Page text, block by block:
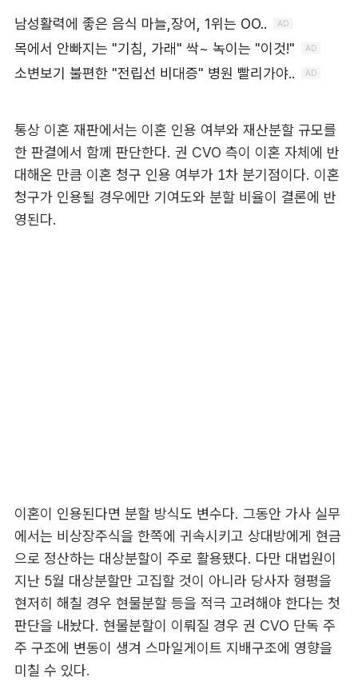
통상 이혼 재판에서는 이혼 인용 여부와 재산분할 규모를
한 판결에서 함께 판단한다. 권 CVO 측이 이혼 자체에 반
대해온 만큼 이혼 청구 인용 여부가 1차 분기점이다. 이혼
청구가 인용될 경우에만 기여도와 분할 비율이 결론에 반
영된다.
이혼이 인용된다면 분할 방식도 변수다. 그동안 가사 실무
에서는 비상장주식을 한쪽에 귀속시키고 상대방에게 현금
으로 정산하는 대상분할이 주로 활용됐다. 다만 대법원이
지난 5월 대상분할만 고집할 것이 아니라 당사자 형평을
현저히 해칠 경우 현물분할 등을 적극 고려해야 한다는 첫
판단을 내놨다. 현물분할이 이뤄질 경우 권 CVO 단독 주
주 구조에 변동이 생겨 스마일게이트 지배구조에 영향을
미칠 수 있다.